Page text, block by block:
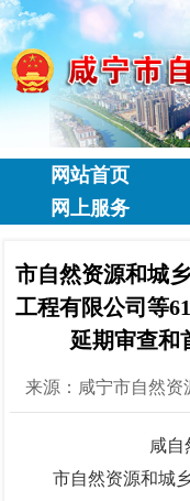
网站首页
网上服务
市自然资源和城
工程有限公司等
延期审查和
来源：咸宁市自然资
咸自
市自然资源和城